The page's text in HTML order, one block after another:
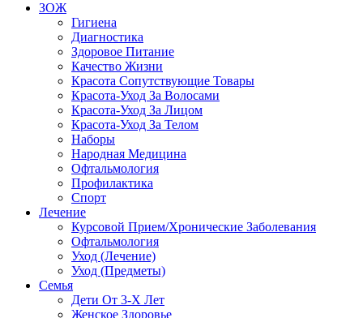
ЗОЖ
Гигиена
Диагностика
Здоровое Питание
Качество Жизни
Красота Сопутствующие Товары
Красота-Уход За Волосами
Красота-Уход За Лицом
Красота-Уход За Телом
Наборы
Народная Медицина
Офтальмология
Профилактика
Спорт
Лечение
Курсовой Прием/Хронические Заболевания
Офтальмология
Уход (Лечение)
Уход (Предметы)
Семья
Дети От 3-Х Лет
Женское Здоровье